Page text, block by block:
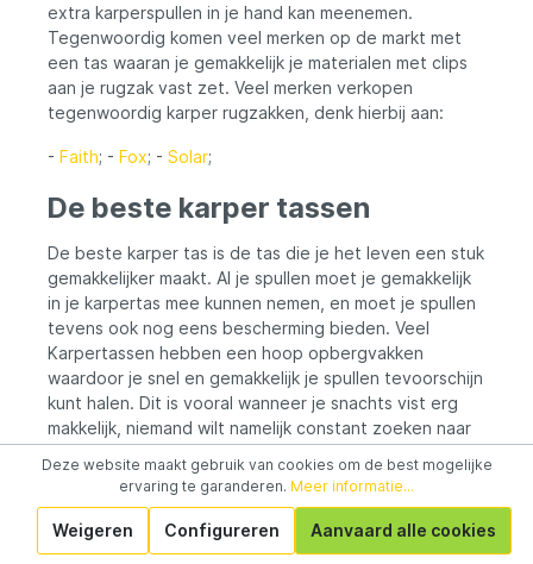
extra karperspullen in je hand kan meenemen.
Tegenwoordig komen veel merken op de markt met
een tas waaran je gemakkelijk je materialen met clips
aan je rugzak vast zet. Veel merken verkopen
tegenwoordig karper rugzakken, denk hierbij aan:
- Faith; - Fox; - Solar;
De beste karper tassen
De beste karper tas is de tas die je het leven een stuk
gemakkelijker maakt. Al je spullen moet je gemakkelijk
in je karpertas mee kunnen nemen, en moet je spullen
tevens ook nog eens bescherming bieden. Veel
Karpertassen hebben een hoop opbergvakken
waardoor je snel en gemakkelijk je spullen tevoorschijn
kunt halen. Dit is vooral wanneer je snachts vist erg
makkelijk, niemand wilt namelijk constant zoeken naar
niet te doen, Dit is omdat iedereen immers anders vist
en ook nog hele andere wensen heeft. Wel is het
belangrijk om goed te kijken welke spullen je goed en
veilig wilt opbergen. Dit zodat je deze spullen altijd
Deze website maakt gebruik van cookies om de best mogelijke
ervaring te garanderen. Meer informatie...
Weigeren Configureren Aanvaard alle cookies